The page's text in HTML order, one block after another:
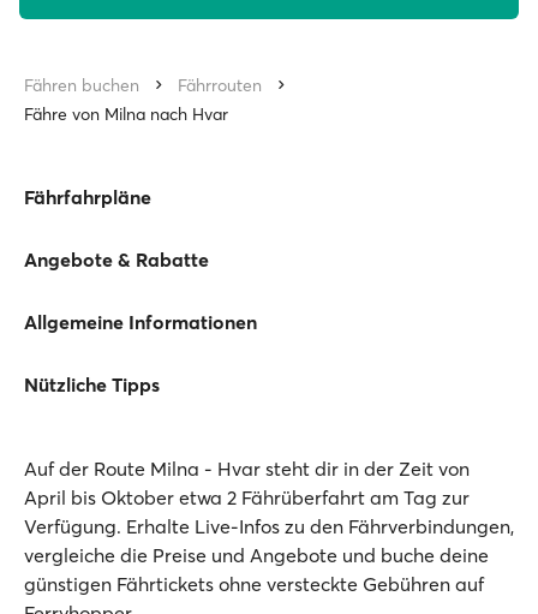
Fähren buchen
Fährrouten
Fähre von Milna nach Hvar
Fährfahrpläne
Angebote & Rabatte
Allgemeine Informationen
Nützliche Tipps
Auf der Route Milna - Hvar steht dir in der Zeit von
April bis Oktober etwa 2 Fährüberfahrt am Tag zur
Verfügung. Erhalte Live-Infos zu den Fährverbindungen,
vergleiche die Preise und Angebote und buche deine
günstigen Fährtickets ohne versteckte Gebühren auf